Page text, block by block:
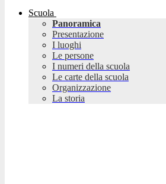
Scuola
Panoramica
Presentazione
I luoghi
Le persone
I numeri della scuola
Le carte della scuola
Organizzazione
La storia